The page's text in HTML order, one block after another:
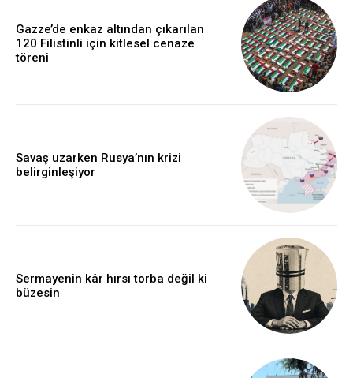
Gazze’de enkaz altından çıkarılan
120 Filistinli için kitlesel cenaze
töreni
Savaş uzarken Rusya’nın krizi
belirginleşiyor
Sermayenin kâr hırsı torba değil ki
büzesin